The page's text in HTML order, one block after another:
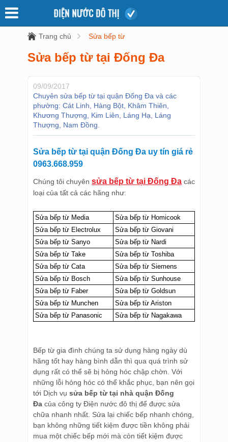
Trang chủ Sửa bếp từ
Sửa bếp từ tại Đống Đa
09/09/2017
Chuyên sửa bếp từ tại quận Đống Đa và các
phường: Cát Linh, Hàng Bột, Khâm Thiên,
Khương Thượng, Kim Liên, Láng Hạ, Láng
Thượng, Nam Đồng.
Sửa bếp từ tại quận Đống Đa uy tín giá rẻ
0963.668.959
Chúng tôi chuyên sửa bếp từ tại Đống Đa các
loại của tất cả các hãng như:
Sửa bếp từ Media
Sửa bếp từ Homicook
Sửa bếp từ Electrolux
Sửa bếp từ Giovani
Sửa bếp từ Sanyo
Sửa bếp từ Nardi
Sửa bếp từ Take
Sửa bếp từ Toshiba
Sửa bếp từ Cata
Sửa bếp từ Siemens
Sửa bếp từ Bosch
Sửa bếp từ Sunhouse
Sửa bếp từ Faber
Sửa bếp từ Goldsun
Sửa bếp từ Munchen
Sửa bếp từ Ariston
Sửa bếp từ Panasonic
Sửa bếp từ Nagakawa
Bếp từ gia đình chúng ta sử dụng hàng ngày dù
hãng tốt hay hàng bình dẫn thì qua quá trình sử
dụng rất có thể sẽ bị hỏng hóc chập chờn. Với
những lỗi hỏng hóc có thể khắc phục, bạn nên gọi
tới Dịch vụ sửa bếp từ tại nhà quận Đống
Đa của công ty Điện nước đô thị để được sửa
chữa nhanh nhất. Sửa lại chiếc bếp nhanh chóng,
bạn không những tiết kiệm được tiền không phải
mua một chiếc bếp mới mà còn tiết kiệm được